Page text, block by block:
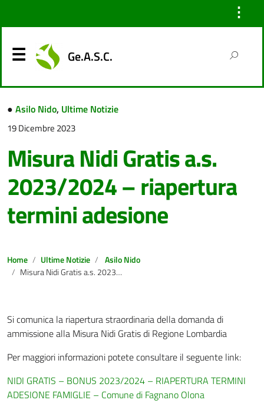
⋮
Ge.A.S.C.
● Asilo Nido, Ultime Notizie
19 Dicembre 2023
Misura Nidi Gratis a.s.
2023/2024 – riapertura
termini adesione
Home Ultime Notizie
Asilo Nido
Misura Nidi Gratis a.s. 2023/2024 – riapertura termini adesione
Si comunica la riapertura straordinaria della domanda di
ammissione alla Misura Nidi Gratis di Regione Lombardia
Per maggiori informazioni potete consultare il seguente link:
NIDI GRATIS – BONUS 2023/2024 – RIAPERTURA TERMINI
ADESIONE FAMIGLIE – Comune di Fagnano Olona